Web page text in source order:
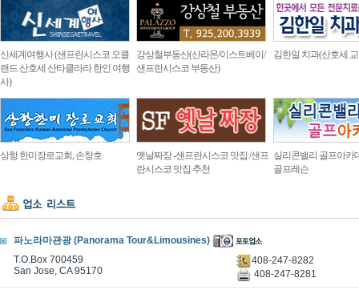
신세계여행사 (샌프란시스코 오클
랜드 산호세 산타클라라 한인 여행
사)
강상철부동산(산라몬/이스트베이/
샌프란시스코 부동산)
김한일 치과(산호세
상항 한미장로교회, 손창호
옛날짜장 -샌프란시스코 맛집 /샌프
란시스코 맛집 추천
실리콘밸리 골프아카
골프레슨
파노라마관광 (Panorama Tour&Limousines)
T.O.Box 700459
San Jose, CA 95170
408-247-8282
408-247-8281